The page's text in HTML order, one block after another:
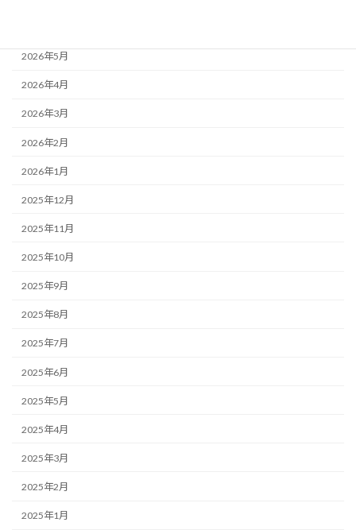
2026年5月
2026年4月
2026年3月
2026年2月
2026年1月
2025年12月
2025年11月
2025年10月
2025年9月
2025年8月
2025年7月
2025年6月
2025年5月
2025年4月
2025年3月
2025年2月
2025年1月